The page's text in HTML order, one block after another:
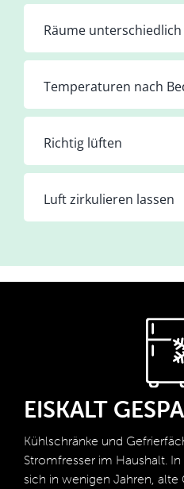
Räume
Temperaturen nach
Richtig lüften
Luft zirkulieren lassen
EISKALT
Kühlschränke und
Stromfresser im Haushalt.
sich in wenigen Jahren, alte